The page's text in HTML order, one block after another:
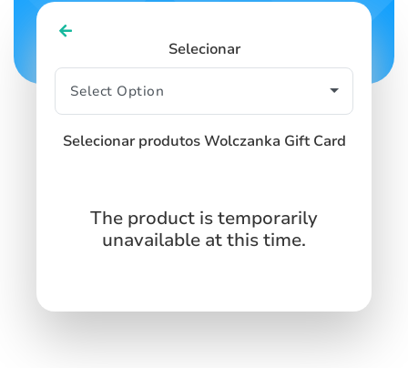
SIGN INSIGN UP
Selecionar
Selecionar produtos Wolczanka Gift Card
The product is temporarily
unavailable at this time.